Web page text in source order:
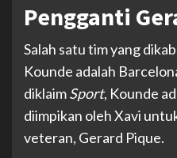
Pengganti
Salah satu tim yang
Kounde adalah
diklaimSport, Kounde
diimpikan oleh Xavi
veteran, Gerard Pique.